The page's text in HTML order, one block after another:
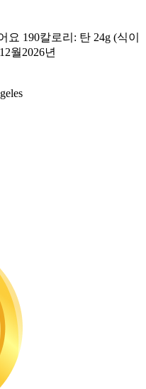
190칼로리: 탄 24g (식이
월2026년